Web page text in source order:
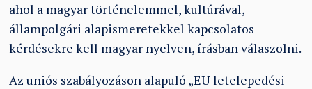
ahol a magyar történelemmel, kultúrával,
állampolgári alapismeretekkel kapcsolatos
kérdésekre kell magyar nyelven, írásban válaszolni.
Az uniós szabályozáson alapuló „EU letelepedési